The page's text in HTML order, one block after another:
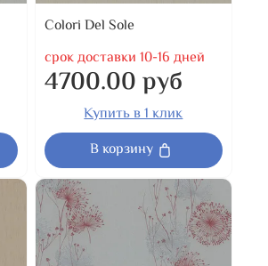
Colori Del Sole
срок доставки 10-16 дней
4700.00 руб
Купить в 1 клик
В корзину